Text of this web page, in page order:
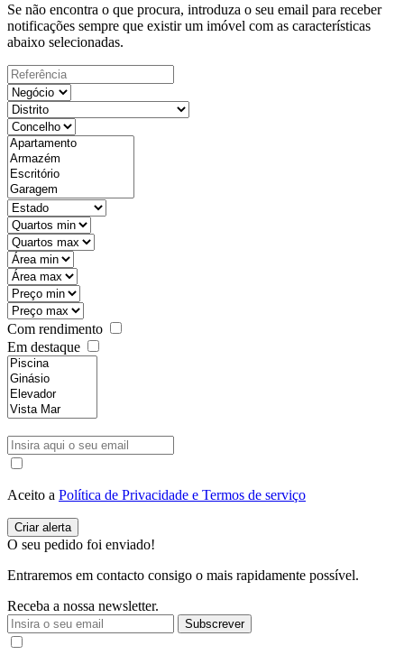
Se não encontra o que procura, introduza o seu email para receber
notificações sempre que existir um imóvel com as características
abaixo selecionadas.
Com rendimento
Em destaque
Aceito a Política de Privacidade e Termos de serviço
O seu pedido foi enviado!
Entraremos em contacto consigo o mais rapidamente possível.
Receba a nossa newsletter.
Subscrever